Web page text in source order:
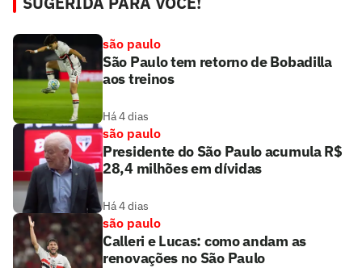
são paulo
São Paulo tem retorno de Bobadilla
aos treinos
Há 4 dias
são paulo
Presidente do São Paulo acumula R$
28,4 milhões em dívidas
Há 4 dias
são paulo
Calleri e Lucas: como andam as
renovações no São Paulo